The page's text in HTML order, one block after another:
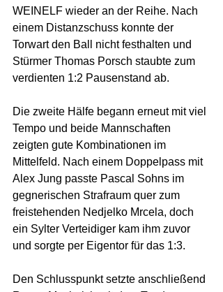
WEINELF wieder an der Reihe. Nach
einem Distanzschuss konnte der
Torwart den Ball nicht festhalten und
Stürmer Thomas Porsch staubte zum
verdienten 1:2 Pausenstand ab.
Die zweite Hälfe begann erneut mit viel
Tempo und beide Mannschaften
zeigten gute Kombinationen im
Mittelfeld. Nach einem Doppelpass mit
Alex Jung passte Pascal Sohns im
gegnerischen Strafraum quer zum
freistehenden Nedjelko Mrcela, doch
ein Sylter Verteidiger kam ihm zuvor
und sorgte per Eigentor für das 1:3.
Den Schlusspunkt setzte anschließend